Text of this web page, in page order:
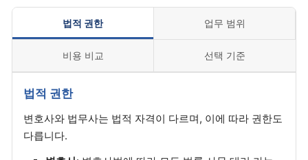
법적 권한 업무 범위
비용 비교 선택 기준
법적 권한
변호사와 법무사는 법적 자격이 다르며, 이에 따라 권한도
다릅니다.